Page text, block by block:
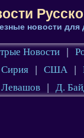
новости
Новости |
Сирия | США |
Левашов
| Д.